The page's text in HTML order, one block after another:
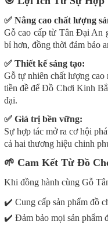
✅ Nâng cao chất lượng
Gỗ cao cấp từ Tân Đại An
bỉ hơn, đồng thời đảm bảo
✅ Thiết kế sáng tạo:
Gỗ tự nhiên chất lượng cao
tiền đề để Đồ Chơi Kinh
đại.
✅ Giá trị bền vững:
Sự hợp tác mở ra cơ hội
cả hai thương hiệu chinh
🌱 Cam Kết Từ Đồ
Khi đồng hành cùng Gỗ
✔️ Cung cấp sản phẩm đồ
✔️ Đảm bảo mọi sản phẩm